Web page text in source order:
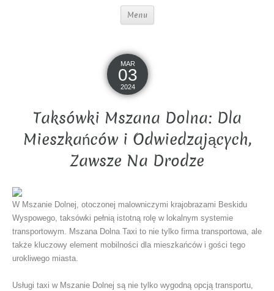
Menu
MAR
03
2024
Taksówki Mszana Dolna: Dla
Mieszkańców i Odwiedzających,
Zawsze Na Drodze
W Mszanie Dolnej, otoczonej malowniczymi krajobrazami Beskidu
Wyspowego, taksówki pełnią istotną rolę w lokalnym systemie
transportowym. Mszana Dolna Taxi to nie tylko firma transportowa, ale
także kluczowy element mobilności dla mieszkańców i gości tego
urokliwego miasta.
Usługi taxi w Mszanie Dolnej są nie tylko wygodną opcją transportu,